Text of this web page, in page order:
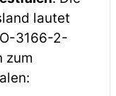
lautet
3166-2-
zum